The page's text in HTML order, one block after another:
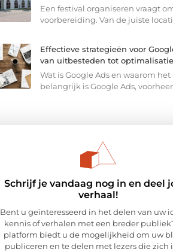
Een festival organiseren vraagt
voorbereiding. Van de juiste
Effectieve strategieën voor
van uitbesteden tot optimalisatie
Wat is Google Ads en waarom het
belangrijk is Google Ads,
Schrijf je vandaag nog in en deel
verhaal!
Bent u geïnteresseerd in het delen van uw
kennis of verhalen met een breder
platform biedt u de mogelijkheid om uw
publiceren en te delen met lezers die zich